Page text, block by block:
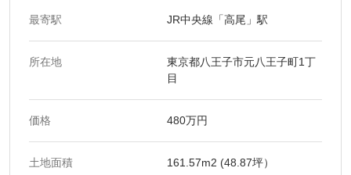
最寄駅 JR中央線「高尾」駅
所在地
東京都八王子市元八王子町1丁
目
価格 480万円
土地面積 161.57m2 (48.87坪）